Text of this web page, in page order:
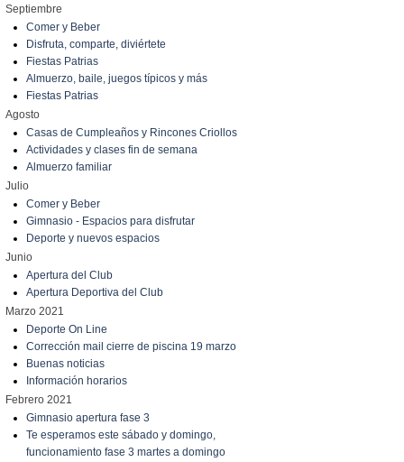
Septiembre
Comer y Beber
Disfruta, comparte, diviértete
Fiestas Patrias
Almuerzo, baile, juegos típicos y más
Fiestas Patrias
Agosto
Casas de Cumpleaños y Rincones Criollos
Actividades y clases fin de semana
Almuerzo familiar
Julio
Comer y Beber
Gimnasio - Espacios para disfrutar
Deporte y nuevos espacios
Junio
Apertura del Club
Apertura Deportiva del Club
Marzo 2021
Deporte On Line
Corrección mail cierre de piscina 19 marzo
Buenas noticias
Información horarios
Febrero 2021
Gimnasio apertura fase 3
Te esperamos este sábado y domingo,
funcionamiento fase 3 martes a domingo